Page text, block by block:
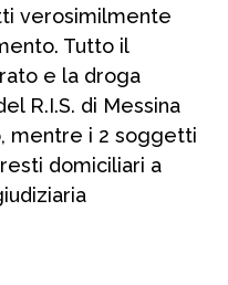
verosimilmente
Tutto il
e la droga
R.I.S. di Messina
mentre i 2 soggetti
domiciliari a